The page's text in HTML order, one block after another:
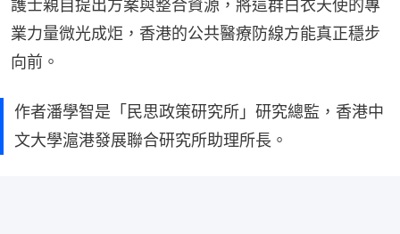
護士親自提出方案與整合資源，將這群白衣天使的專
業力量微光成炬，香港的公共醫療防線方能真正穩步
向前。
作者潘學智是「民思政策研究所」研究總監，香港中
文大學滬港發展聯合研究所助理所長。